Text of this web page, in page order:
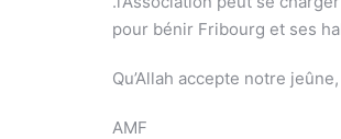
pour bénir Fribourg et ses
Qu’Allah accepte notre
AMF